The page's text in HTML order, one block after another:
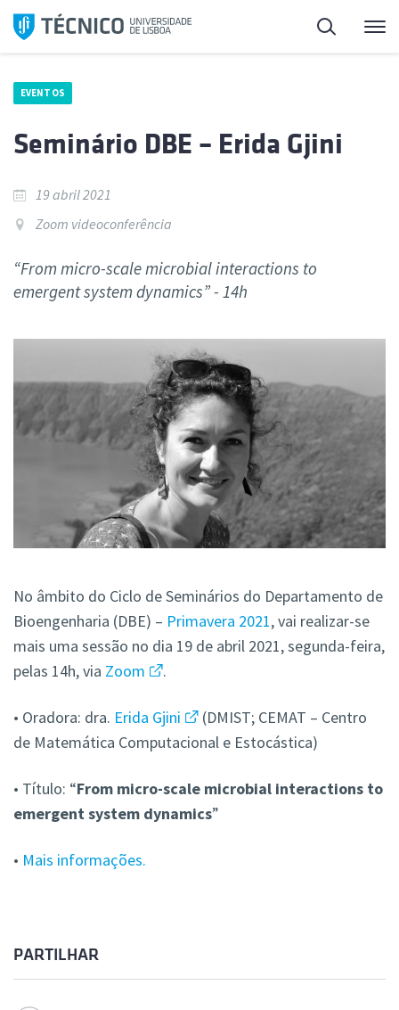
Saltar
para
Pesquisa
EVENTOS
Seminário DBE – Erida Gjini
19 abril 2021
Zoom videoconferência
“From micro-scale microbial interactions to
emergent system dynamics” - 14h
No âmbito do Ciclo de Seminários do Departamento de
Bioengenharia (DBE) – Primavera 2021, vai realizar-se
mais uma sessão no dia 19 de abril 2021, segunda-feira,
pelas 14h, via Zoom .
• Oradora: dra. Erida Gjini
(DMIST; CEMAT – Centro
de Matemática Computacional e Estocástica)
• Título: “From micro-scale microbial interactions to
emergent system dynamics”
• Mais informações.
PARTILHAR